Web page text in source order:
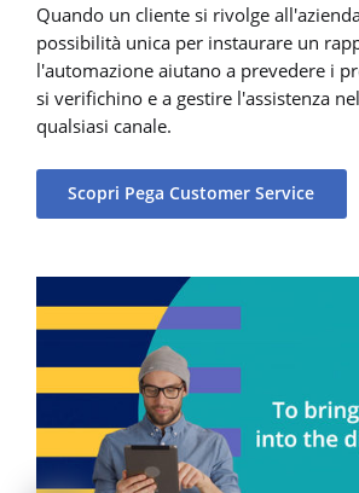
Quando un cliente si rivolge
possibilità unica per instaurare un
l'automazione aiutano a prevedere i
si verifichino e a gestire l'assistenza
qualsiasi canale.
Scopri Pega Customer Service